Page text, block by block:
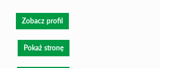
Zobacz profil
Pokaż stronę